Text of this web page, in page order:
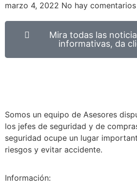
marzo 4, 2022 No hay comentarios
Mira todas las
informativas, da
Somos un equipo de Asesores
los jefes de seguridad y de
seguridad ocupe un lugar
riesgos y evitar accidente.
Información: